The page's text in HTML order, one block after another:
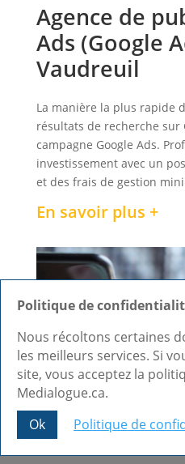
Agence de
Ads (Google
Vaudreuil
La manière la plus rapide
résultats de recherche sur
campagne Google Ads.
investissement avec un
et des frais de gestion
En savoir plus +
Politique de
Nous récoltons certaines
les meilleurs services. Si
site, vous acceptez la
Medialogue.ca.
Ok
Politique de